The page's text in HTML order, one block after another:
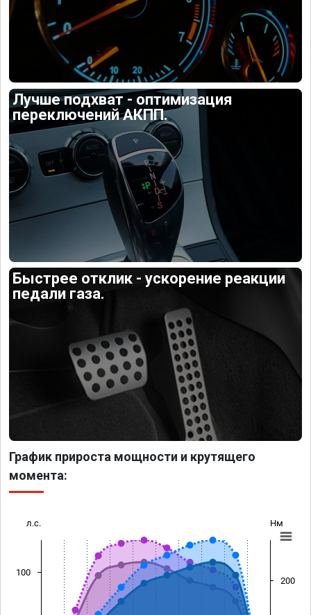
Лучше подхват - оптимизация
переключений АКПП.
Быстрее отклик - ускорение реакции
педали газа.
График прироста мощности и крутящего
момента:
л.с. Нм
100
200